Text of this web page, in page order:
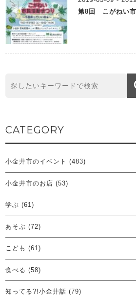
第8回 こがねい市
CATEGORY
小金井市のイベント (483)
小金井市のお店 (53)
学ぶ (61)
あそぶ (72)
こども (61)
食べる (58)
知ってる?!小金井話 (79)